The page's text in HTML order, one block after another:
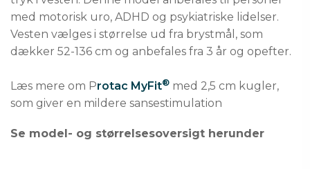
med motorisk uro, ADHD og psykiatriske lidelser.
Vesten vælges i størrelse ud fra brystmål, som
dækker 52-136 cm og anbefales fra 3 år og opefter.
Læs mere om Protac MyFit® med 2,5 cm kugler,
som giver en mildere sansestimulation
Se model- og størrelsesoversigt herunder